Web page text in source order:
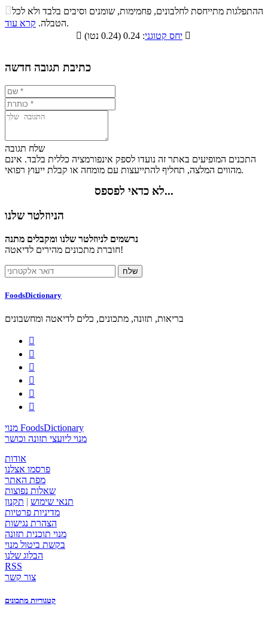
התפלגות ערך תזונתי במתכון
סיבים
תזונתיים
שומנים חלבונים
7.9% 72.7%
ההתפלגות מתייחסת לחלבונים, פחמימות, שומנים וסיבים בלבד ולא לכל
הטבלה. קרא עוד
.

יחס קטוגני 
כתיבת תגובה חדשה
שלח תגובה
התכנים המופיעים באתר זה נועדו לספק אינפורמציה כללית בלבד. אינם
מהווים המלצה, תחליף להתייעצות עם מומחה או קבלת ייעוץ רפואי.
לא כדאי לפספס...
הניוזלטר שלנו
נרשמים לניוזלטר שלנו ומקבלים מתנה
חוברת מתכונים מהירים לדיאטה!
FoodsDictionary
בריאות, תזונה, מתכונים, כלים לדיאטה ומחשבונים






מנוי FoodsDictionary
מנוי ליועצי תזונה וכושר
אודות
פרסמו אצלנו
מפת האתר
שאלות נפוצות
תנאי שימוש | תקנון
מדיניות פרטיות
הצהרת נגישות
מנוי תוכנית תזונה
בקשת ביטול מנוי
הבלוג שלנו
RSS
צור קשר
קטגוריות מתכונים